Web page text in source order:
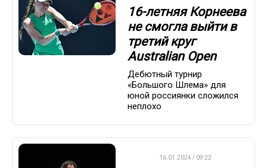
16-летняя Корнеева
не смогла выйти в
третий круг
Australian Open
Дебютный турнир
«Большого Шлема» для
юной россиянки сложился
неплохо
16.01.2024 / 09:22